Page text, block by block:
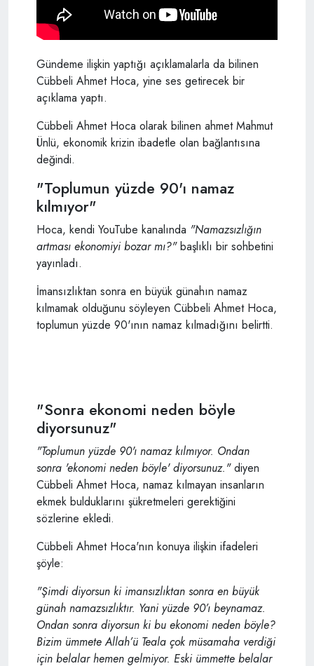
Gündeme ilişkin yaptığı açıklamalarla da bilinen
Cübbeli Ahmet Hoca, yine ses getirecek bir
açıklama yaptı.
Cübbeli Ahmet Hoca olarak bilinen ahmet Mahmut
Ünlü, ekonomik krizin ibadetle olan bağlantısına
değindi.
"Toplumun yüzde 90'ı namaz
kılmıyor"
Hoca, kendi YouTube kanalında "Namazsızlığın
artması ekonomiyi bozar mı?"başlıklı bir sohbetini
yayınladı.
İmansızlıktan sonra en büyük günahın namaz
kılmamak olduğunu söyleyen Cübbeli Ahmet Hoca,
toplumun yüzde 90'ının namaz kılmadığını belirtti.
"Sonra ekonomi neden böyle
diyorsunuz"
"Toplumun yüzde 90'ı namaz kılmıyor. Ondan
sonra 'ekonomi neden böyle' diyorsunuz."diyen
Cübbeli Ahmet Hoca, namaz kılmayan insanların
ekmek bulduklarını şükretmeleri gerektiğini
sözlerine ekledi.
Cübbeli Ahmet Hoca'nın konuya ilişkin ifadeleri
şöyle:
"Şimdi diyorsun ki imansızlıktan sonra en büyük
günah namazsızlıktır. Yani yüzde 90’ı beynamaz.
Ondan sonra diyorsun ki bu ekonomi neden böyle?
Bizim ümmete Allah’ü Teala çok müsamaha verdiği
için belalar hemen gelmiyor. Eski ümmette belalar